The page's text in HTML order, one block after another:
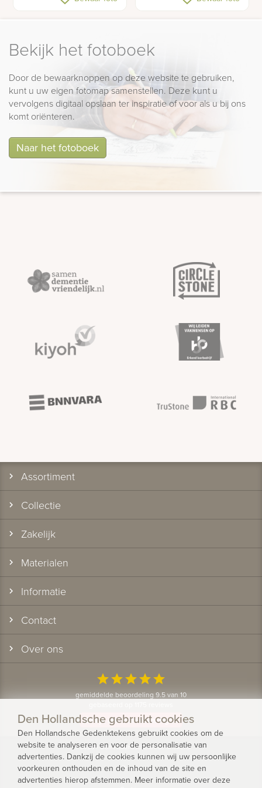
Bekijk het fotoboek
Door de bewaarknoppen op deze website te gebruiken,
kunt u uw eigen fotomap samenstellen. Deze kunt u
vervolgens digitaal opslaan ter inspiratie of voor als u bij ons
komt oriënteren.
Naar het fotoboek
Assortiment
Collectie
Zakelijk
Materialen
Informatie
Contact
Over ons
starstarstarstarstar
gemiddelde beoordeling 9.5 van 10
Bekijk alle klantervaringen
© 2026 - Den Hollandsche Gedenktekens
Privacy
Den Hollandsche gebruikt cookies
Den Hollandsche Gedenktekens gebruikt cookies om de
website te analyseren en voor de personalisatie van
advertenties. Dankzij de cookies kunnen wij uw persoonlijke
voorkeuren onthouden en de inhoud van de site en
advertenties hierop afstemmen. Meer informatie over deze